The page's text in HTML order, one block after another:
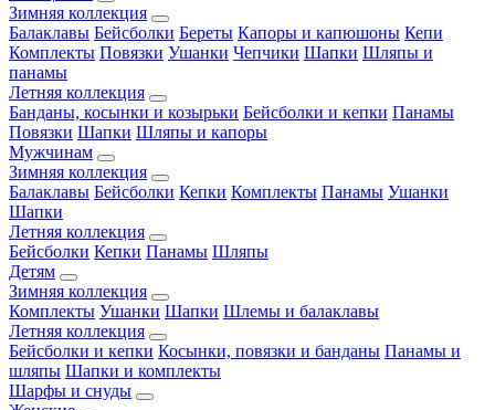
Зимняя коллекция
Балаклавы Бейсболки Береты Капоры и капюшоны Кепи
Комплекты Повязки Ушанки Чепчики Шапки Шляпы и
панамы
Летняя коллекция
Банданы, косынки и козырьки Бейсболки и кепки Панамы
Повязки Шапки Шляпы и капоры
Мужчинам
Зимняя коллекция
Балаклавы Бейсболки Кепки Комплекты Панамы Ушанки
Шапки
Летняя коллекция
Бейсболки Кепки Панамы Шляпы
Детям
Зимняя коллекция
Комплекты Ушанки Шапки Шлемы и балаклавы
Летняя коллекция
Бейсболки и кепки Косынки, повязки и банданы Панамы и
шляпы Шапки и комплекты
Шарфы и снуды